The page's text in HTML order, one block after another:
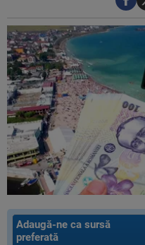
Adaugă-ne ca sursă
preferată